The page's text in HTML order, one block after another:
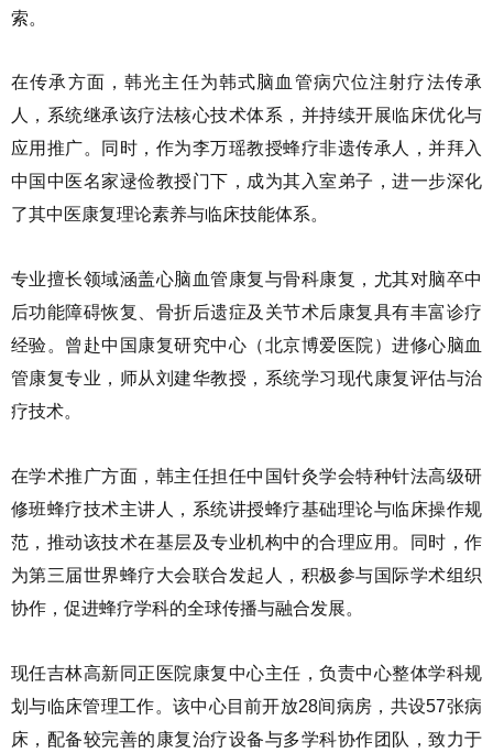
索。
在传承方面，韩光主任为韩式脑血管病穴位注射疗法传承
人，系统继承该疗法核心技术体系，并持续开展临床优化与
应用推广。同时，作为李万瑶教授蜂疗非遗传承人，并拜入
中国中医名家逯俭教授门下，成为其入室弟子，进一步深化
了其中医康复理论素养与临床技能体系。
专业擅长领域涵盖心脑血管康复与骨科康复，尤其对脑卒中
后功能障碍恢复、骨折后遗症及关节术后康复具有丰富诊疗
经验。曾赴中国康复研究中心（北京博爱医院）进修心脑血
管康复专业，师从刘建华教授，系统学习现代康复评估与治
疗技术。
在学术推广方面，韩主任担任中国针灸学会特种针法高级研
修班蜂疗技术主讲人，系统讲授蜂疗基础理论与临床操作规
范，推动该技术在基层及专业机构中的合理应用。同时，作
为第三届世界蜂疗大会联合发起人，积极参与国际学术组织
协作，促进蜂疗学科的全球传播与融合发展。
现任吉林高新同正医院康复中心主任，负责中心整体学科规
划与临床管理工作。该中心目前开放28间病房，共设57张病
床，配备较完善的康复治疗设备与多学科协作团队，致力于